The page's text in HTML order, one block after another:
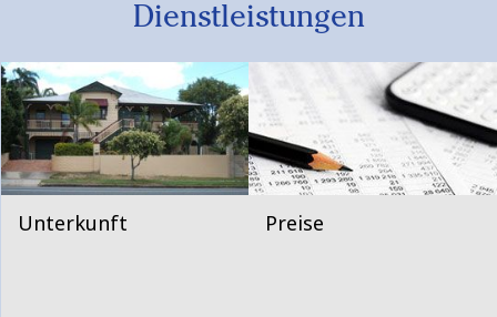
Dienstleistungen
Unterkunft Preise